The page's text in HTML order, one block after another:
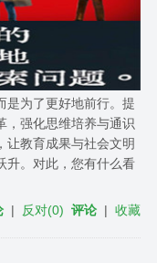
是为了更好地前行。提
，强化思维培养与通识
让教育成果与社会文明
升。对此，您有什么看
| 反对(0) 评论 |收藏